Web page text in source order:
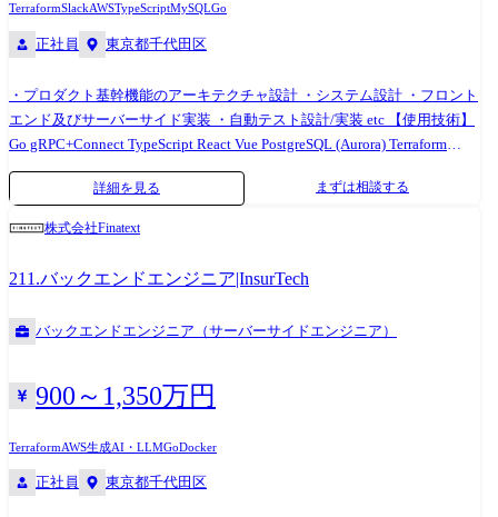
境・業務範囲 Azure、AWS、GCP、Google Cloud等(クラウド全領域)
TerraformSlackAWSTypeScriptMySQLGo
正社員 東京都千代田区
・プロダクト基幹機能のアーキテクチャ設計 ・システム設計 ・フロント
エンド及びサーバーサイド実装 ・自動テスト設計/実装 etc 【使用技術】
Go gRPC+Connect TypeScript React Vue PostgreSQL (Aurora) Terraform
Docker 【使用サービス】 GitHub GitHub Copilot Slack Amazon Web
Services Datadog Google Workspace 1Password Kibela
詳細を見る まずは相談する
株式会社Finatext
211.バックエンドエンジニア|InsurTech
バックエンドエンジニア（サーバーサイドエンジニア）
900～1,350万円
TerraformAWS生成AI・LLMGoDocker
正社員 東京都千代田区